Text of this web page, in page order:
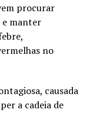
procurar
manter
no
causada
a cadeia de